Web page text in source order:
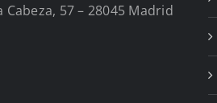
57 – 28045 Madrid